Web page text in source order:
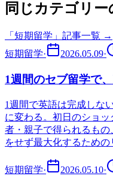
同じカテゴリー
「 短期留学 」記事一覧 →
短期留学· 2026.05.09·
1週間のセブ留学で
1週間で英語は完成しな
に変わる。初日のショ
者・親子で得られるも
をせず最大化するための
短期留学· 2026.05.10·